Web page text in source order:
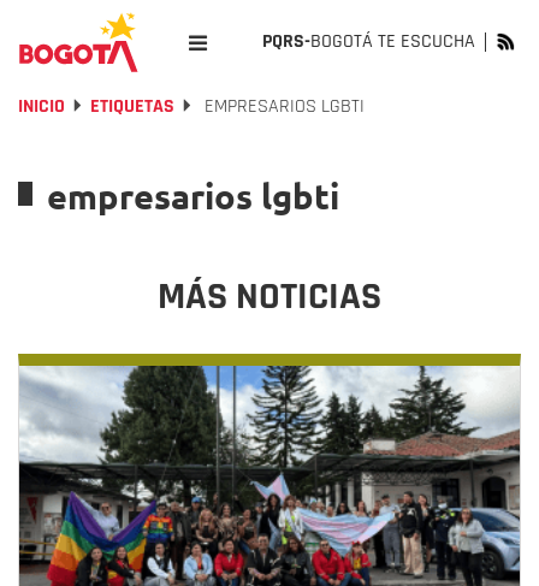
PQRS-BOGOTÁ TE ESCUCHA
INICIO ETIQUETAS EMPRESARIOS LGBTI
empresarios lgbti
MÁS NOTICIAS